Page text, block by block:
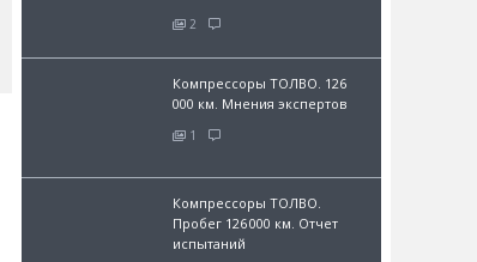
2
Компрессоры ТОЛВО. 126
000 км. Мнения экспертов
1
Компрессоры ТОЛВО.
Пробег 126 000 км. Отчет
испытаний